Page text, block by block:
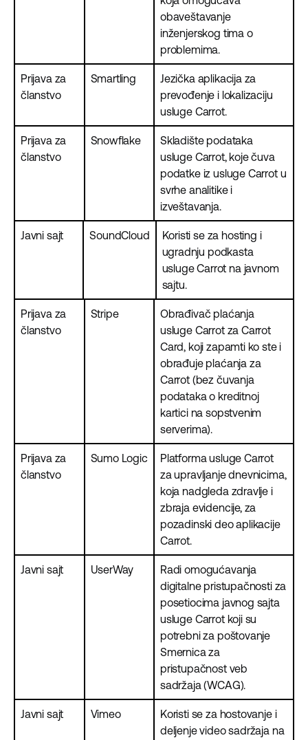
obaveštavanje
inženjerskog tima o
problemima.
Prijava za
članstvo
Smartling
Jezička aplikacija za
prevođenje i lokalizaciju
usluge Carrot.
Prijava za
članstvo
Snowflake
Skladište podataka
usluge Carrot, koje čuva
podatke iz usluge Carrot u
svrhe analitike i
izveštavanja.
Javni sajt SoundCloud
Koristi se za hosting i
ugradnju podkasta
usluge Carrot na javnom
sajtu.
Prijava za
članstvo
Stripe
Obrađivač plaćanja
usluge Carrot za Carrot
Card, koji zapamti ko ste i
obrađuje plaćanja za
Carrot (bez čuvanja
podataka o kreditnoj
kartici na sopstvenim
serverima).
Prijava za
članstvo
Sumo Logic
Platforma usluge Carrot
za upravljanje dnevnicima,
koja nadgleda zdravlje i
zbraja evidencije, za
pozadinski deo aplikacije
Carrot.
Javni sajt UserWay
Radi omogućavanja
digitalne pristupačnosti za
posetiocima javnog sajta
usluge Carrot koji su
potrebni za poštovanje
Smernica za
pristupačnost veb
sadržaja (WCAG).
Javni sajt Vimeo
Koristi se za hostovanje i
deljenje video sadržaja na